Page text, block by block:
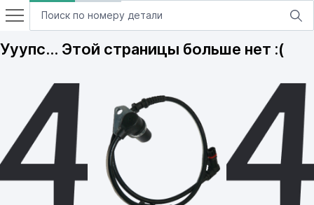
Ууупс… Этой страницы больше нет :(